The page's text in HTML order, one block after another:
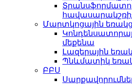
Մարտկոցային
մեքենա
Լազերային
Պնևմատիկ
ԲԲՍ